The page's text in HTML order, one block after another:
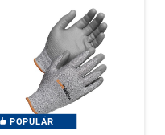
POPULÄR